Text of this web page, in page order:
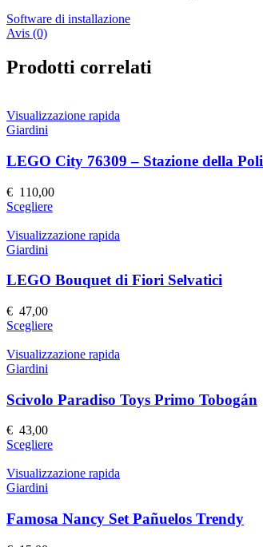
Software di installazione
Avis (0)
Prodotti correlati
Visualizzazione rapida
Giardini
LEGO City 76309 – Stazione della
€ 110,00
ScegliereQuesto
ha
Le
opzioni
scelte
nella
pagina
prodotto
Visualizzazione rapida
Giardini
LEGO Bouquet di Fiori Selvatici
€ 47,00
ScegliereQuesto
ha
Le
opzioni
scelte
nella
pagina
prodotto
Visualizzazione rapida
Giardini
Scivolo Paradiso Toys Primo Tobogán
€ 43,00
ScegliereQuesto
ha
Le
opzioni
Visualizzazione rapida
Giardini
Famosa Nancy Set Pañuelos Trendy